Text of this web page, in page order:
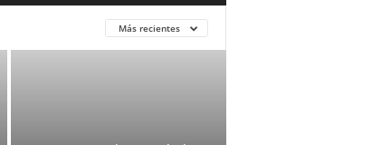
Más recientes